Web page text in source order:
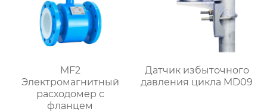
MF2
Электромагнитный
расходомер с
фланцем
Датчик избыточного
давления цикла MD09